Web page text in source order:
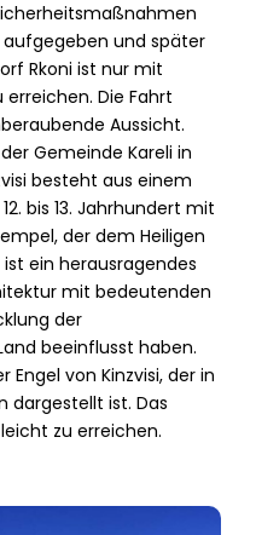
aufgegeben und später
Rkoni ist nur mit
Die Fahrt
Aussicht.
Gemeinde Kareli in
besteht aus einem
bis 13. Jahrhundert mit
der dem Heiligen
ist ein herausragendes
mit bedeutenden
der
beeinflusst haben.
Engel von Kinzvisi, der in
dargestellt ist. Das
zu erreichen.